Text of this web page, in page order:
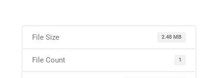
File Size 2.48 MB
File Count 1